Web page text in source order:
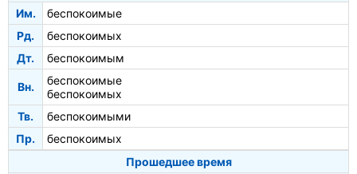
Им.
беспокоимые
Рд.
беспокоимых
Дт.
беспокоимым
Вн.
беспокоимые
беспокоимых
Тв.
беспокоимыми
Пр.
беспокоимых
Прошедшее время